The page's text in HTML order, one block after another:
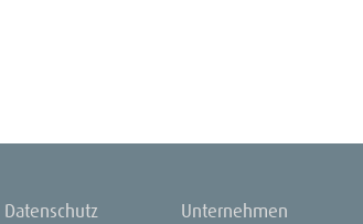
Datenschutz Unternehmen